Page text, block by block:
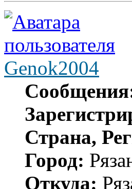
Genok2004
Страна,
Город:
Откуда: